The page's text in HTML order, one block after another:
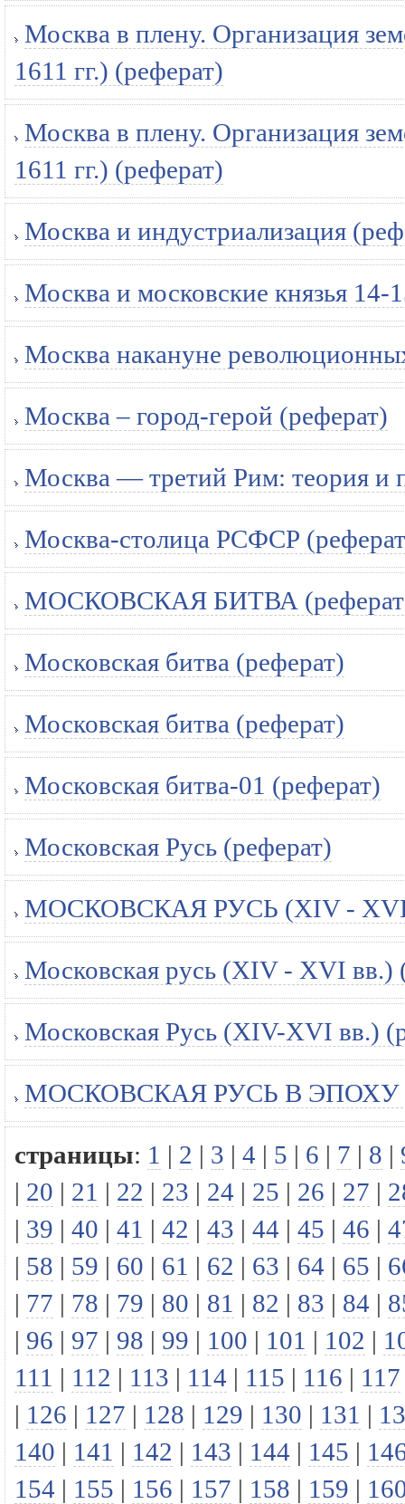
Москва в плену. Организация
1611 гг.) (реферат)
Москва в плену. Организация
1611 гг.) (реферат)
Москва и индустриализация
Москва и московские князья 14-
Москва накануне
Москва – город-герой (реферат)
Москва — третий Рим: теория и
Москва-столица РСФСР
МОСКОВСКАЯ БИТВА
Московская битва (реферат)
Московская битва (реферат)
Московская битва-01 (реферат)
Московская Русь (реферат)
МОСКОВСКАЯ РУСЬ (XIV - XVI
Московская русь (XIV - XVI вв.)
Московская Русь (XIV-XVI вв.)
МОСКОВСКАЯ РУСЬ В ЭПОХУ
страницы: 1 | 2 | 3 | 4 | 5 | 6 | 7 | 8 |
| 20 | 21 | 22 | 23 | 24 | 25 | 26 | 27 |
| 39 | 40 | 41 | 42 | 43 | 44 | 45 | 46 |
| 58 | 59 | 60 | 61 | 62 | 63 | 64 | 65 |
| 77 | 78 | 79 | 80 | 81 | 82 | 83 | 84 |
| 96 | 97 | 98 | 99 | 100 | 101 | 102 |
111 | 112 | 113 | 114 | 115 | 116 | 117
| 126 | 127 | 128 | 129 | 130 | 131 |
140 | 141 | 142 | 143 | 144 | 145 |
154 | 155 | 156 | 157 | 158 | 159 |